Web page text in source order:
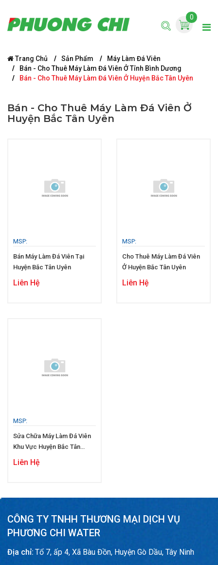
0
Trang Chủ Sản Phẩm
Máy Làm Đá Viên
Bán - Cho Thuê Máy Làm Đá Viên Ở Tỉnh Bình Dương
Bán - Cho Thuê Máy Làm Đá Viên Ở Huyện Bắc Tân Uyên
Bán - Cho Thuê Máy Làm Đá Viên Ở
Huyện Bắc Tân Uyên
MSP:
Bán Máy Làm Đá Viên Tại
Huyện Bắc Tân Uyên
Liên Hệ
MSP:
Cho Thuê Máy Làm Đá Viên
Ở Huyện Bắc Tân Uyên
Liên Hệ
MSP:
Sửa Chữa Máy Làm Đá Viên
Khu Vực Huyện Bắc Tân
Uyên
Liên Hệ
CÔNG TY TNHH THƯƠNG MẠI DỊCH VỤ
PHƯƠNG CHI WATER
Địa chỉ: Tổ 7, ấp 4, Xã Bàu Đồn, Huyện Gò Dầu, Tây Ninh